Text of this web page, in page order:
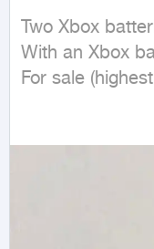
Two Xbox
With an Xbox
For sale